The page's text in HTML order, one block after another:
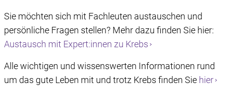
Einwilligung können Sie mit Wirkung für die Zukunft
widerrufen, indem Sie auf das runde Icon in der linken
unteren Ecke klicken. Weitere Informationen finden Sie in
unserer Datenschutzerklärung.
Sie möchten sich mit Fachleuten austauschen und
persönliche Fragen stellen? Mehr dazu finden Sie hier:
Austausch mit Expert:innen zu Krebs
Alle wichtigen und wissenswerten Informationen rund
um das gute Leben mit und trotz Krebs finden Sie hier